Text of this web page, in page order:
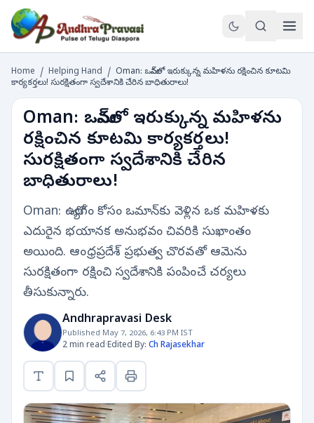
Home / Helping Hand / Oman: ఒమాన్‌లో ఇరుక్కున్న మహిళను రక్షించిన కూటమి
కార్యకర్తలు! సురక్షితంగా స్వదేశానికి చేరిన బాధితురాలు!
Oman: ఒమాన్‌లో ఇరుక్కున్న మహిళను
రక్షించిన కూటమి కార్యకర్తలు!
సురక్షితంగా స్వదేశానికి చేరిన
బాధితురాలు!
Oman: ఉద్యోగం కోసం ఒమాన్‌కు వెళ్లిన ఒక మహిళకు
ఎదురైన భయానక అనుభవం చివరికి సుఖాంతం
అయింది. ఆంధ్రప్రదేశ్ ప్రభుత్వ చొరవతో ఆమెను
సురక్షితంగా రక్షించి స్వదేశానికి పంపించే చర్యలు
తీసుకున్నారు.
Andhrapravasi Desk
Published May 7, 2026, 6:43 PM IST
2 min read·Edited By: Ch Rajasekhar